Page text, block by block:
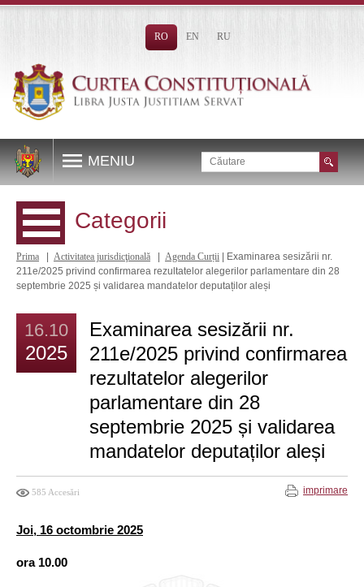
RO EN RU
MENIU
Categorii
Prima Activitatea jurisdicţională Agenda Curții | Examinarea sesizării nr.
211e/2025 privind confirmarea rezultatelor alegerilor parlamentare din 28
septembrie 2025 și validarea mandatelor deputaților aleși
16.10
2025
Examinarea sesizării nr.
211e/2025 privind confirmarea
rezultatelor alegerilor
parlamentare din 28
septembrie 2025 și validarea
mandatelor deputaților aleși
585 Accesări imprimare
Joi, 16 octombrie 2025
ora 10.00